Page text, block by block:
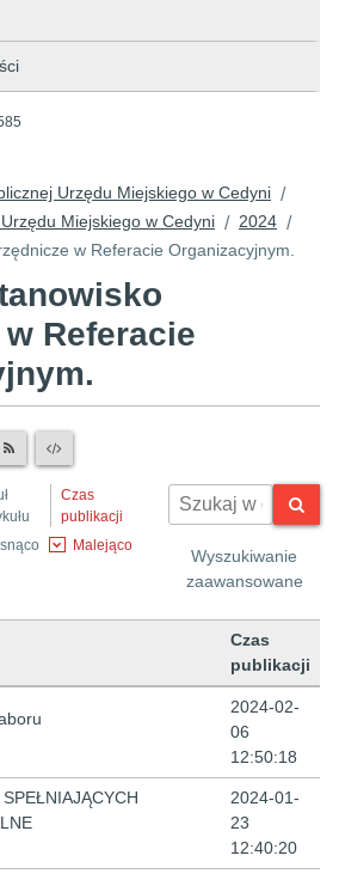
Urzędu Miejskiego w Cedyni /
Miejskiego w Cedyni / 2024 /
w Referacie Organizacyjnym.
Referacie
Czas
publikacji
Malejąco
Wyszukiwanie
zaawansowane
Czas
publikacji
2024-02-
06
12:50:18
2024-01-
23
12:40:20